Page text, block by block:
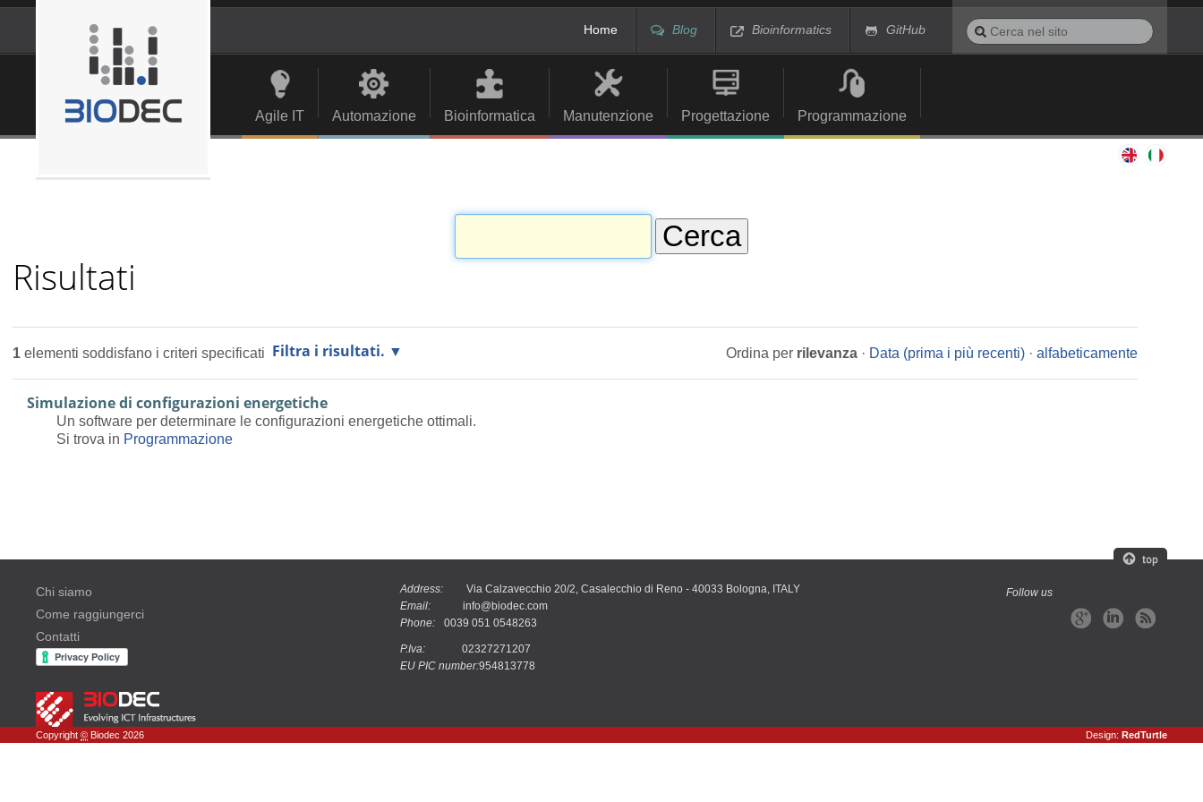
Home Blog Bioinformatics GitHub
Cerca
nel
Ricerca
Agile IT Automazione Bioinformatica Manutenzione Progettazione Programmazione
Risultati
1 elementi soddisfano i criteri specificati Filtra i risultati. Ordina per rilevanza · Data (prima i più recenti) · alfabeticamente
Simulazione di configurazioni energetiche
Un software per determinare le configurazioni energetiche ottimali.
Si trova in Programmazione
Chi siamo
Come raggiungerci
Contatti
Follow us
Address:
Via Calzavecchio 20/2, Casalecchio di Reno - 40033 Bologna, ITALY
Email:
info@biodec.com
Phone:
0039 051 0548263
P.Iva:
02327271207
EU PIC number:954813778
Copyright © Biodec 2026 Design: RedTurtle